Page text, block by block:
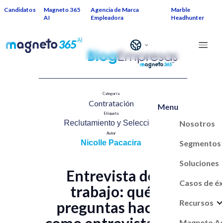
Candidatos
Magneto 365
AI
Agencia de Marca
Empleadora
Marble
Headhunter
Menu
Nosotros
Segmentos
Soluciones
Casos de
Recursos
Categoría
Contratación​
Etiqueta
Reclutamiento y Selección​
Autor
Nicolle Pacacira
Entrevista de
trabajo: qué
preguntas hacer